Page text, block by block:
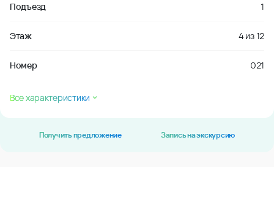
Подъезд 1
Этаж 4 из12
Номер 021
Все характеристики
Получить предложение Запись на экскурсию